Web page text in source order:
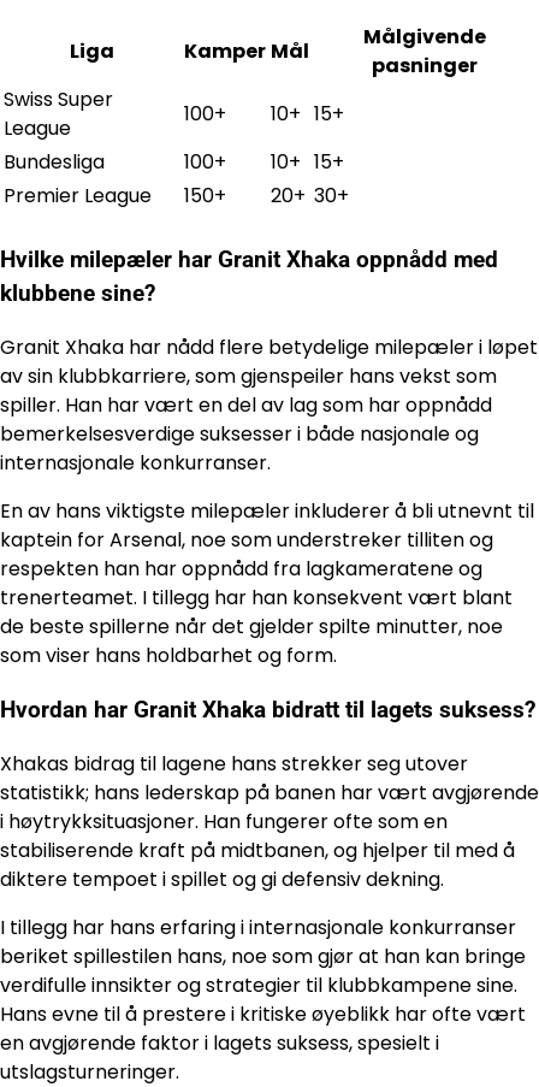
Liga Kamper Mål
Målgivende
pasninger
Swiss Super
League
100+ 10+ 15+
Bundesliga
100+ 10+ 15+
Premier League
150+ 20+ 30+
Hvilke milepæler har Granit Xhaka oppnådd med
klubbene sine?
Granit Xhaka har nådd flere betydelige milepæler i løpet
av sin klubbkarriere, som gjenspeiler hans vekst som
spiller. Han har vært en del av lag som har oppnådd
bemerkelsesverdige suksesser i både nasjonale og
internasjonale konkurranser.
En av hans viktigste milepæler inkluderer å bli utnevnt til
kaptein for Arsenal, noe som understreker tilliten og
respekten han har oppnådd fra lagkameratene og
trenerteamet. I tillegg har han konsekvent vært blant
de beste spillerne når det gjelder spilte minutter, noe
som viser hans holdbarhet og form.
Hvordan har Granit Xhaka bidratt til lagets suksess?
Xhakas bidrag til lagene hans strekker seg utover
statistikk; hans lederskap på banen har vært avgjørende
i høytrykksituasjoner. Han fungerer ofte som en
stabiliserende kraft på midtbanen, og hjelper til med å
diktere tempoet i spillet og gi defensiv dekning.
I tillegg har hans erfaring i internasjonale konkurranser
beriket spillestilen hans, noe som gjør at han kan bringe
verdifulle innsikter og strategier til klubbkampene sine.
Hans evne til å prestere i kritiske øyeblikk har ofte vært
en avgjørende faktor i lagets suksess, spesielt i
utslagsturneringer.